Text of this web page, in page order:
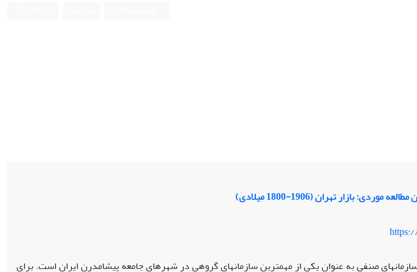
بازار تهران (1906-1800 میلادی)
صنفی به عنوان یکی از مهمترین سازمان­های گروهی در شهرهای جامعه پیشامدرن ایران است. برای